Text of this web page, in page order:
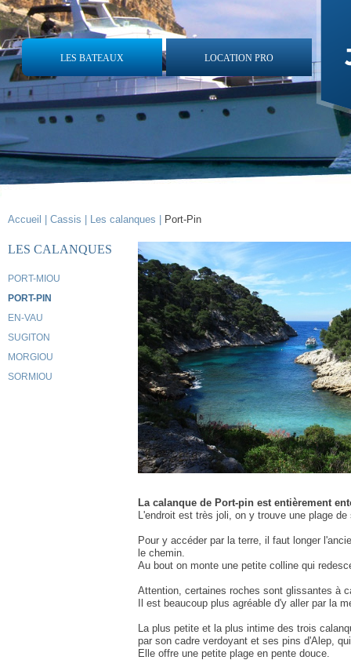
LES BATEAUX LOCATION PRO
Accueil | Cassis | Les calanques | Port-Pin
La calanque de Port-pin est entièrement
L'endroit est très joli, on y trouve une plage
Pour y accéder par la terre, il faut longer
le chemin.
Au bout on monte une petite colline qui
Attention, certaines roches sont glissantes à
Il est beaucoup plus agréable d'y aller par la
La plus petite et la plus intime des trois
par son cadre verdoyant et ses pins d'Alep,
Elle offre une petite plage en pente douce.
LES CALANQUES
PORT-MIOU
PORT-PIN
EN-VAU
SUGITON
MORGIOU
SORMIOU